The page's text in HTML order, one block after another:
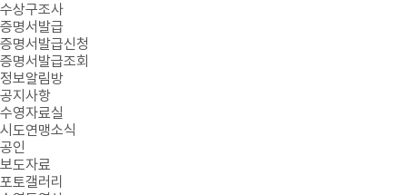
수상구조사
증명서발급
증명서발급신청
증명서발급조회
정보알림방
공지사항
수영자료실
시도연맹소식
공인
보도자료
포토갤러리